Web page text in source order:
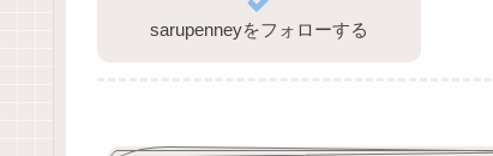
sarupenneyをフォローする